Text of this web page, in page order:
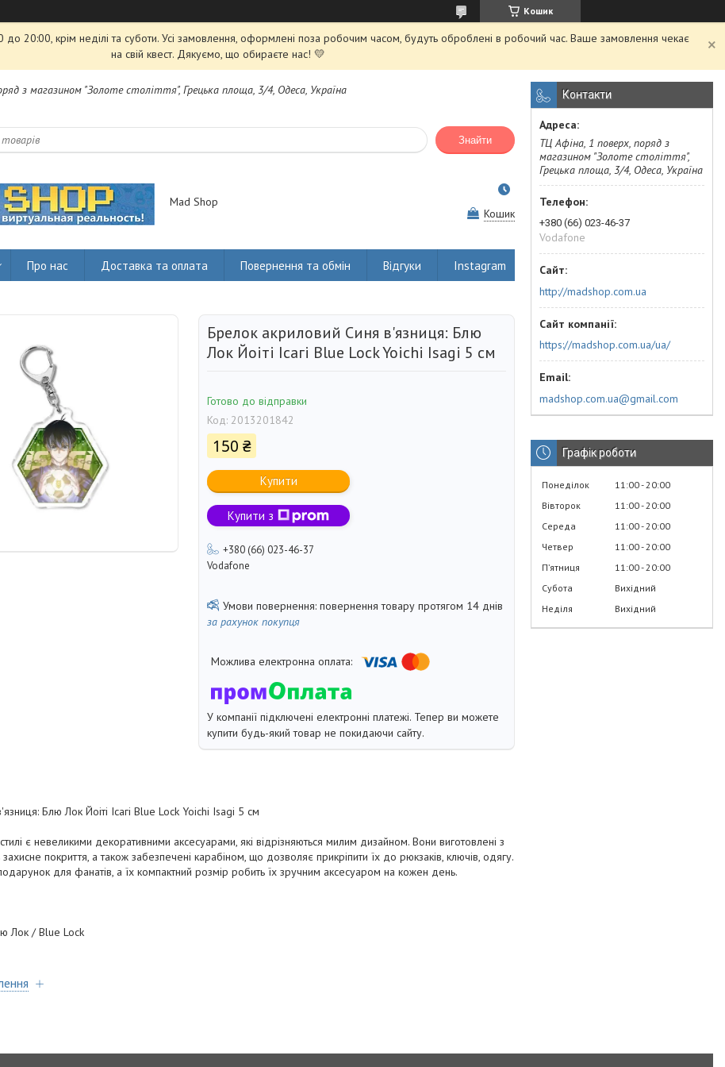
Кошик
20:00, крім неділі та суботи. Усі замовлення, оформлені поза робочим часом, будуть оброблені в робочий час. Ваше замовлення чекає
на свій квест. Дякуємо, що обираєте нас! 💛
з магазином "Золоте століття", Грецька площа, 3/4, Одеса, Україна
Знайти
Mad Shop
Кошик
Про нас Доставка та оплата Повернення та обмін Відгуки Instagram
Брелок акриловий Синя в'язниця: Блю
Лок Йоіті Ісагі Blue Lock Yoichi Isagi 5 см
Готово до відправки
Код: 2013201842
150 ₴
Купити
Купити з
+380 (66) 023-46-37
Vodafone
повернення товару протягом 14 днів
за рахунок покупця
У компанії підключені електронні платежі. Тепер ви можете
купити будь-який товар не покидаючи сайту.
Блю Лок Йоіті Ісагі Blue Lock Yoichi Isagi 5 см
є невеликими декоративними аксесуарами, які відрізняються милим дизайном. Вони виготовлені з
покриття, а також забезпечені карабіном, що дозволяє прикріпити їх до рюкзаків, ключів, одягу.
для фанатів, а їх компактний розмір робить їх зручним аксесуаром на кожен день.
Лок / Blue Lock
Контакти
ТЦ Афіна, 1 поверх, поряд з
магазином "Золоте століття",
Грецька площа, 3/4, Одеса, Україна
+380 (66) 023-46-37
Vodafone
http://madshop.com.ua
https://madshop.com.ua/ua/
madshop.com.ua@gmail.com
Графік роботи
Понеділок 11:00 20:00
Вівторок
11:00 20:00
Середа
11:00 20:00
Четвер
11:00 20:00
Пʼятниця
11:00 20:00
Субота
Вихідний
Неділя
Вихідний